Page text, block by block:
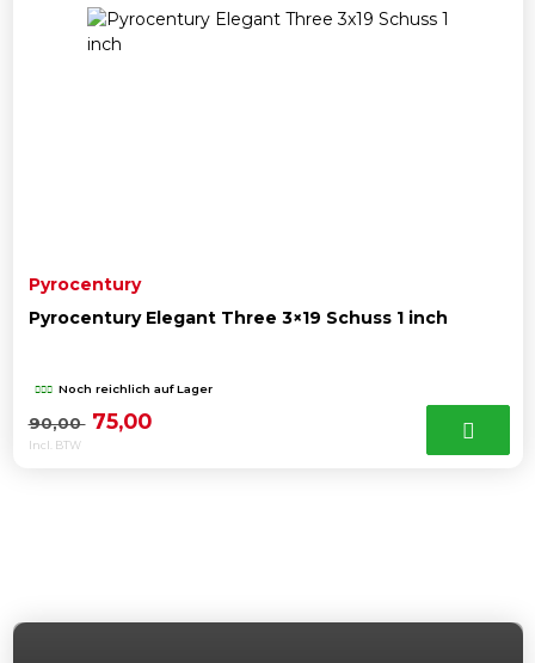
Pyrocentury
Pyrocentury Elegant Three 3×19 Schuss 1 inch
Noch reichlich auf Lager
90,00 Ursprünglicher
75,00
Incl. BTW